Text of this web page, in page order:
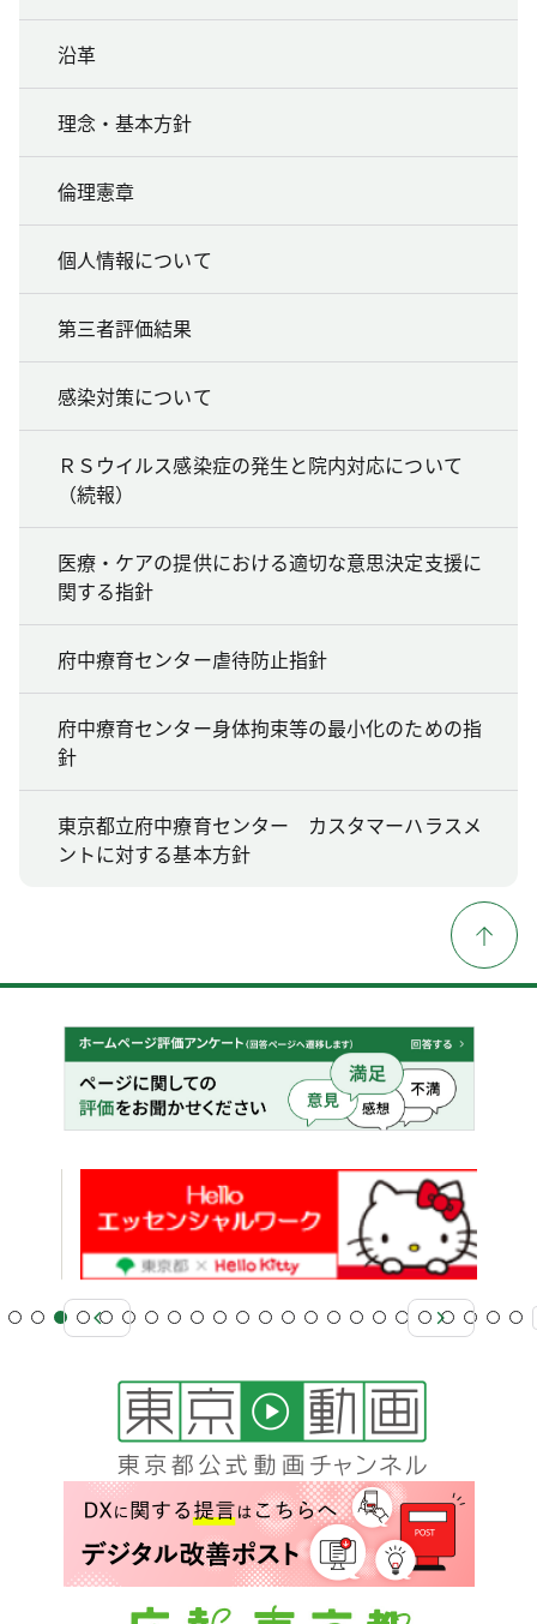
沿革
理念・基本方針
倫理憲章
個人情報について
第三者評価結果
感染対策について
ＲＳウイルス感染症の発生と院内対応について
（続報）
医療・ケアの提供における適切な意思決定支援に
関する指針
府中療育センター虐待防止指針
府中療育センター身体拘束等の最小化のための指
針
東京都立府中療育センター カスタマーハラスメ
ントに対する基本方針